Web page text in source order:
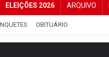
ELEIÇÕES 2026 ARQUIVO
OBITUÁRIO